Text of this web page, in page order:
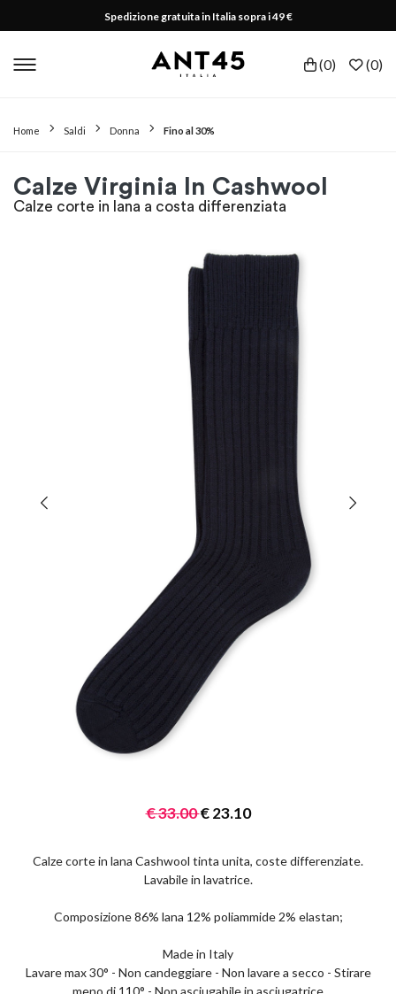
Spedizione gratuita in Italia sopra i 49 €
(0) (0)
Home Saldi Donna Fino al 30%
Calze Virginia In Cashwool
Calze corte in lana a costa differenziata
€33.00€23.10
Calze corte in lana Cashwool tinta unita, coste differenziate.
Lavabile in lavatrice.
Composizione 86% lana 12% poliammide 2% elastan;
Made in Italy
Lavare max 30° - Non candeggiare - Non lavare a secco - Stirare
meno di 110° - Non asciugabile in asciugatrice